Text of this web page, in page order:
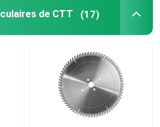
de CTT
de CTT (17)